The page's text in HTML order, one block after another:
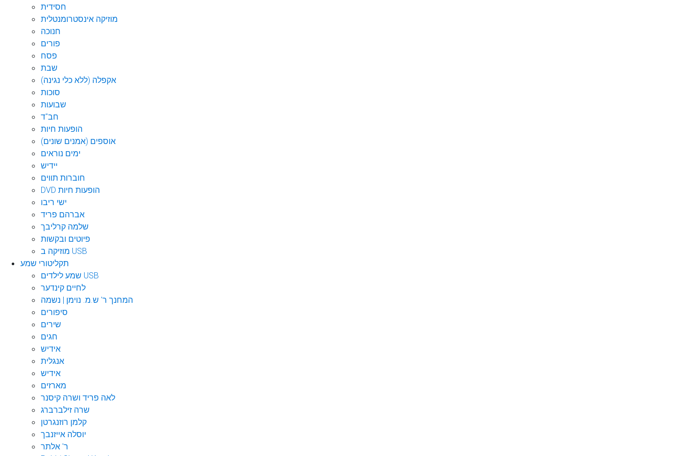
חסידית
מוזיקה אינסטרומנטלית
חנוכה
פורים
פסח
שבת
אקפלה (ללא כלי נגינה)
סוכות
שבועות
חב"ד
הופעות חיות
אוספים (אמנים שונים)
ימים נוראים
יידיש
חוברות תווים
DVD הופעות חיות
ישי ריבו
אברהם פריד
שלמה קרליבך
פיוטים ובקשות
מוזיקה ב USB
תקליטורי שמע
שמע לילדים USB
לחיים קינדער
המחנך ר' ש.מ. נוימן | נשמה
סיפורים
שירים
חגים
אידיש
אנגלית
אידיש
מארזים
לאה פריד ושרה קיסנר
שרה זילברברג
קלמן רוזנגרטן
יוסלה אייזנבך
ר' אלתר